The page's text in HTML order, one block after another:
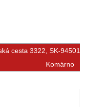
cesta 3322, SK-94501
Komárno